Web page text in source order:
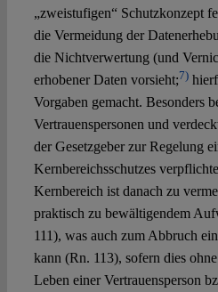
„zweistufigen“ Schutzkonzept
die Vermeidung der
die Nichtverwertung (und
erhobener Daten vorsieht;7)
Vorgaben gemacht. Besonders
Vertrauenspersonen und
der Gesetzgeber zur Regelung
Kernbereichsschutzes
Kernbereich ist danach zu
praktisch zu bewältigendem
111), was auch zum Abbruch
kann (Rn. 113), sofern dies
Leben einer Vertrauensperson